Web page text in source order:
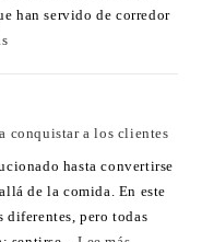
han servido de corredor
conquistar a los clientes
hasta convertirse
de la comida. En este
diferentes, pero todas